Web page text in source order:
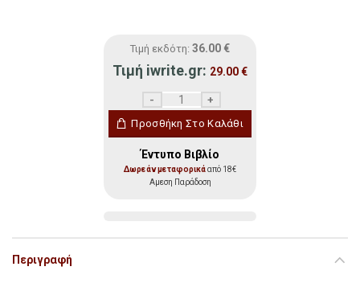
Τιμή εκδότη: 36.00 €
Τιμή iwrite.gr: 29.00€
Προσθήκη Στο Καλάθι
Έντυπο Βιβλίο
Δωρεάν μεταφορικάαπό 18€
Αμεση Παράδοση
Περιγραφή